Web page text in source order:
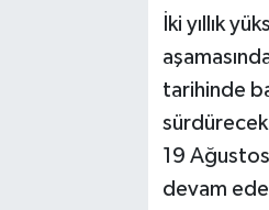
İki yıllık
tarihinde
19
devam